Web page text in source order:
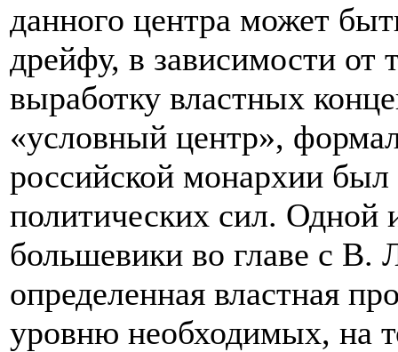
данного центра может
дрейфу, в зависимости от
выработку властных
«условный центр»,
российской монархии был
политических сил. Одной
большевики во главе с
определенная властная
уровню необходимых, на